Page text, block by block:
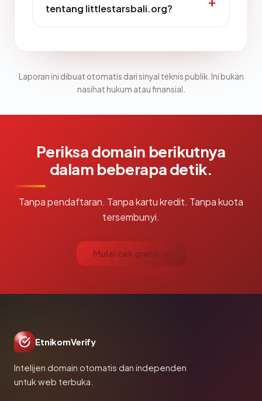
tentang littlestarsbali.org?
Laporan ini dibuat otomatis dari sinyal teknis publik. Ini bukan
nasihat hukum atau finansial.
Periksa domain berikutnya
dalam beberapa detik.
Tanpa pendaftaran. Tanpa kartu kredit. Tanpa kuota
tersembunyi.
Mulai cek gratis →
EtnikomVerify
Intelijen domain otomatis dan independen
untuk web terbuka.